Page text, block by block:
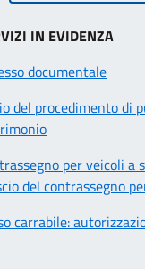
IN EVIDENZA
documentale
del procedimento di
per veicoli a
del contrassegno
carrabile: